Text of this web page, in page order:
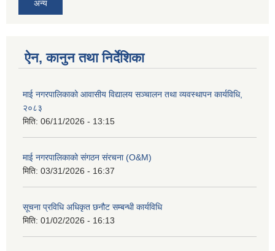
अन्य
ऐन, कानुन तथा निर्देशिका
माई नगरपालिकाको आवासीय विद्यालय सञ्चालन तथा व्यवस्थापन कार्यविधि,
२०८३
मिति: 06/11/2026 - 13:15
माई नगरपालिकाको संगठन संरचना (O&M)
मिति: 03/31/2026 - 16:37
सूचना प्रविधि अधिकृत छनौट सम्बन्धी कार्यविधि
मिति: 01/02/2026 - 16:13